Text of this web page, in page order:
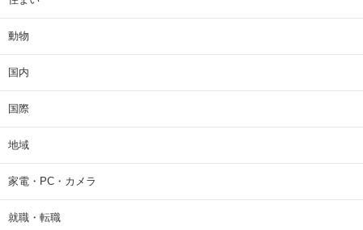
動物
国内
国際
地域
家電・PC・カメラ
就職・転職